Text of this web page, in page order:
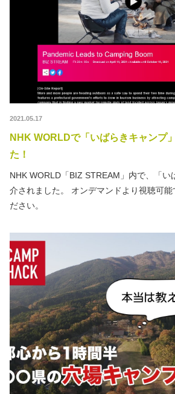
2021.05.17
NHK WORLDで「いばらきキャンプ
た！
NHK WORLD「BIZ STREAM」内で、「い
介されました。 オンデマンドより視聴可能
ださい。